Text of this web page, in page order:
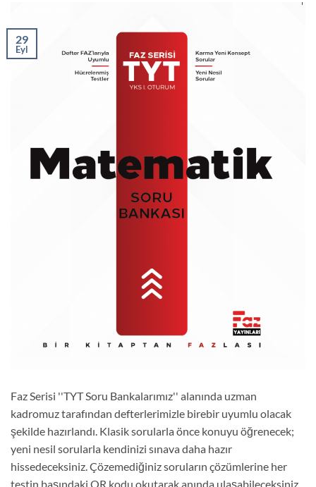
29
Eyl
Faz Serisi ''TYT Soru Bankalarımız'' alanında uzman
kadromuz tarafından defterlerimizle birebir uyumlu olacak
şekilde hazırlandı. Klasik sorularla önce konuyu öğrenecek;
yeni nesil sorularla kendinizi sınava daha hazır
hissedeceksiniz. Çözemediğiniz soruların çözümlerine her
testin başındaki QR kodu okutarak anında ulaşabileceksiniz.